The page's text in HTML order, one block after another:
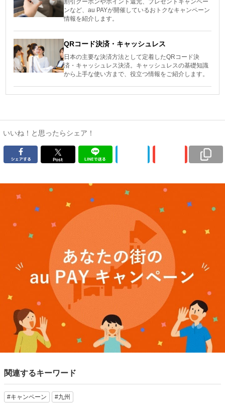
割引クーポンやポイント還元、プレゼントキャンペー
ンなど、au PAYが開催しているおトクなキャンペーン
情報を紹介します。
QRコード決済・キャッシュレス
日本の主要な決済方法として定着したQRコード決
済・キャッシュレス決済。キャッシュレスの基礎知識
から上手な使い方まで、役立つ情報をご紹介します。
いいね！と思ったらシェア！
関連するキーワード
#キャンペーン #九州